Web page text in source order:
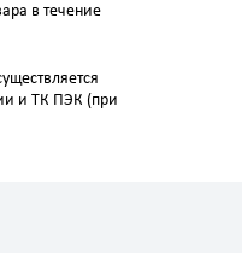
в течение
и ТК ПЭК (при